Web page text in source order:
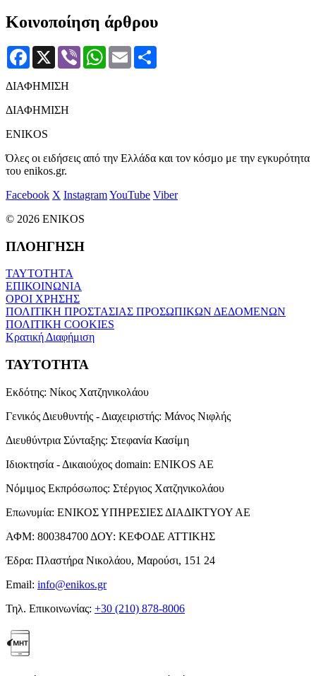
Κοινοποίηση άρθρου
Facebook
X Viber WhatsApp
Email
ΔΙΑΦΗΜΙΣΗ
ΔΙΑΦΗΜΙΣΗ
ENIKOS
Όλες οι ειδήσεις από την Ελλάδα και τον κόσμο με την εγκυρότητα
του enikos.gr.
Facebook X InstagramYouTube Viber
© 2026 ENIKOS
ΠΛΟΗΓΗΣΗ
ΤΑΥΤΟΤΗΤΑ
ΕΠΙΚΟΙΝΩΝΙΑ
ΟΡΟΙ ΧΡΗΣΗΣ
ΠΟΛΙΤΙΚΗ ΠΡΟΣΤΑΣΙΑΣ ΠΡΟΣΩΠΙΚΩΝ ΔΕΔΟΜΕΝΩΝ
ΠΟΛΙΤΙΚΗ COOKIES
Κρατική Διαφήμιση
ΤΑΥΤΟΤΗΤΑ
Εκδότης: Νίκος Χατζηνικολάου
Γενικός Διευθυντής - Διαχειριστής: Μάνος Νιφλής
Διευθύντρια Σύνταξης: Στεφανία Κασίμη
Ιδιοκτησία - Δικαιούχος domain: ENIKOS AE
Νόμιμος Εκπρόσωπος: Στέργιος Χατζηνικολάου
Επωνυμία: ΕΝΙΚΟΣ ΥΠΗΡΕΣΙΕΣ ΔΙΑΔΙΚΤΥΟΥ ΑΕ
ΑΦΜ: 800384700 ΔΟΥ: ΚΕΦΟΔΕ ΑΤΤΙΚΗΣ
Έδρα: Πλαστήρα Νικολάου, Μαρούσι, 151 24
Email: info@enikos.gr
Τηλ. Επικοινωνίας: +30 (210) 878-8006